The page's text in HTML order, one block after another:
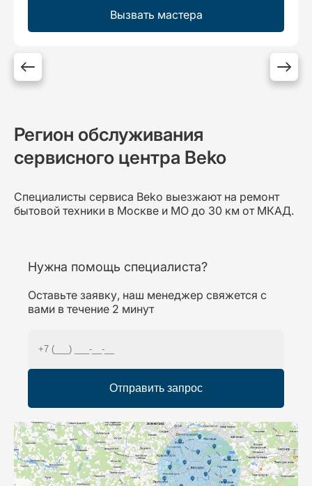
Вызвать мастера
Регион обслуживания
сервисного центра Beko
Специалисты сервиса Beko выезжают на ремонт
бытовой техники в Москве и МО до 30 км от МКАД.
Нужна помощь специалиста?
Оставьте заявку, наш менеджер свяжется с
вами в течение 2 минут
Отправить запрос